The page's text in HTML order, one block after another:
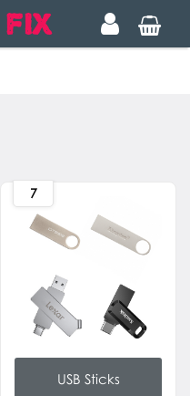
USB Sticks
7